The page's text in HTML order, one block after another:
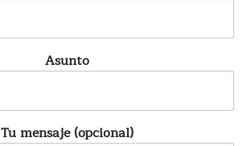
Asunto
Tu mensaje (opcional)